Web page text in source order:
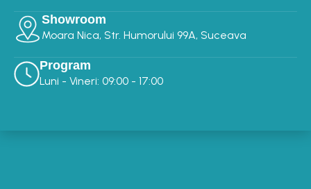
Showroom
Moara Nica, Str. Humorului 99A, Suceava
Program
Luni - Vineri: 09:00 - 17:00